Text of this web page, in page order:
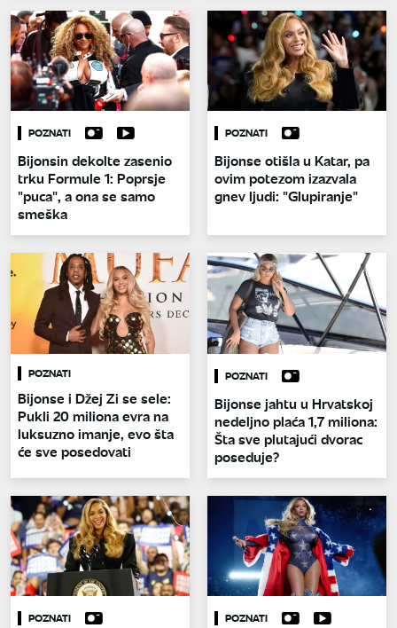
POZNATI
Bijonsin dekolte zasenio
trku Formule 1: Poprsje
"puca", a ona se samo
smeška
POZNATI
Bijonse otišla u Katar, pa
ovim potezom izazvala
gnev ljudi: "Glupiranje"
POZNATI
Bijonse i Džej Zi se sele:
Pukli 20 miliona evra na
luksuzno imanje, evo šta
će sve posedovati
POZNATI
Bijonse jahtu u Hrvatskoj
nedeljno plaća 1,7 miliona:
Šta sve plutajući dvorac
poseduje?
POZNATI POZNATI